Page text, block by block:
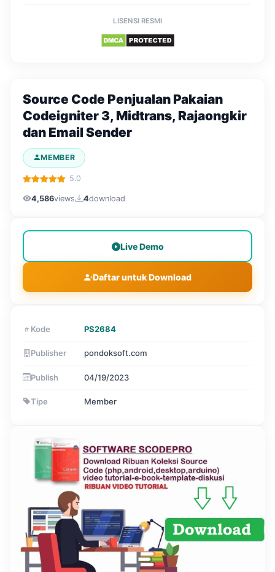
LISENSI RESMI
Source Code Penjualan Pakaian
Codeigniter 3, Midtrans, Rajaongkir
dan Email Sender
MEMBER
5.0
4,586views 4download
Live Demo
Daftar untuk Download
Kode PS2684
Publisher pondoksoft.com
Publish 04/19/2023
Tipe Member